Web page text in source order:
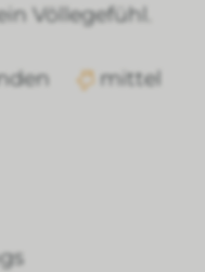
Völlegefühl.
mittel